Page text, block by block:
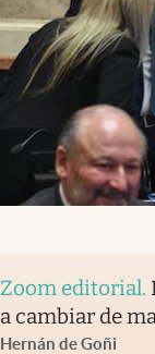
Zoom editorial.
a cambiar de
Hernán de Goñi